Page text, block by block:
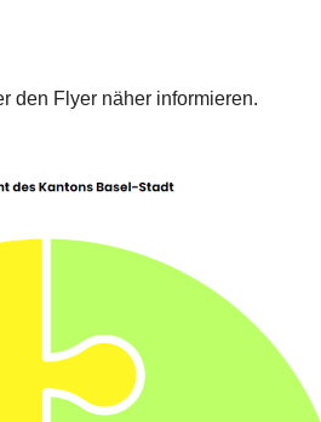
den Flyer näher informieren.